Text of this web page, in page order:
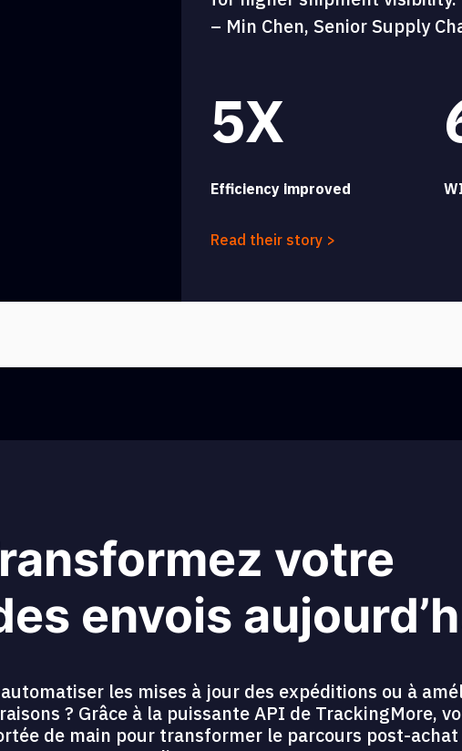
– Min Chen, Senior Supply
5X
Efficiency improved
Read their story >
votre
envois
les mises à jour des expéditions ou à
? Grâce à la puissante API de TrackingMore,
de main pour transformer le parcours post-achat